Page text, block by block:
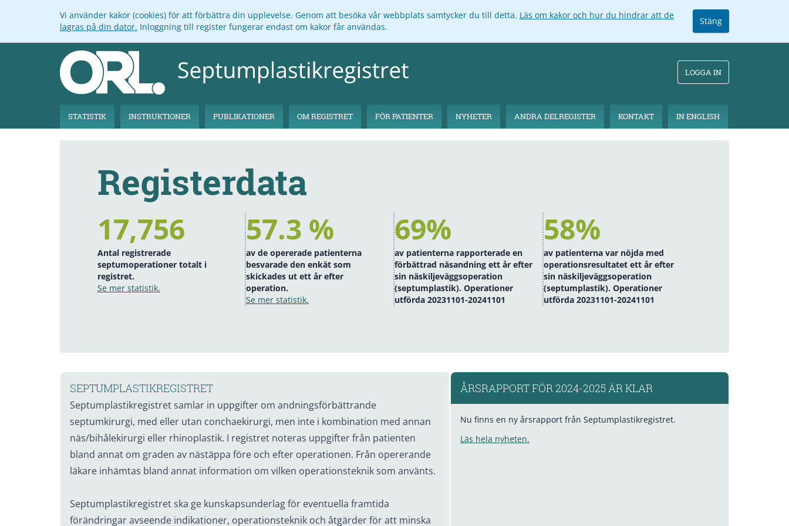
Vi använder kakor (cookies) för att förbättra din upplevelse. Genom att besöka vår webbplats samtycker du till detta. Läs om kakor och hur du hindrar att de
lagras på din dator. Inloggning till register fungerar endast om kakor får användas.
Stäng
LOGGA IN
STATISTIK INSTRUKTIONER PUBLIKATIONER OM REGISTRET FÖR PATIENTER NYHETER ANDRA DELREGISTER KONTAKT IN ENGLISH
Registerdata
17,756
Antal registrerade
septumoperationer totalt i
registret.
Se mer statistik.
57.3 %
av de opererade patienterna
besvarade den enkät som
skickades ut ett år efter
operation.
Se mer statistik.
69%
av patienterna rapporterade en
förbättrad näsandning ett år efter
sin näskiljeväggsoperation
(septumplastik). Operationer
utförda 20231101-20241101
58%
av patienterna var nöjda med
operationsresultatet ett år efter
sin näskiljeväggsoperation
(septumplastik). Operationer
utförda 20231101-20241101
SEPTUMPLASTIKREGISTRET
Septumplastikregistret samlar in uppgifter om andningsförbättrande
septumkirurgi, med eller utan conchaekirurgi, men inte i kombination med annan
näs/bihålekirurgi eller rhinoplastik. I registret noteras uppgifter från patienten
bland annat om graden av nästäppa före och efter operationen. Från opererande
läkare inhämtas bland annat information om vilken operationsteknik som använts.
Septumplastikregistret ska ge kunskapsunderlag för eventuella framtida
förändringar avseende indikationer, operationsteknik och åtgärder för att minska
ÅRSRAPPORT FÖR 2024-2025 ÄR KLAR
Nu finns en ny årsrapport från Septumplastikregistret.
Läs hela nyheten.